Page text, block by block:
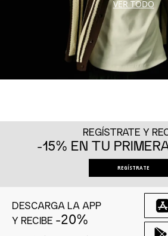
VER TODO
REGÍSTRATE Y
-15% EN TU
REGÍSTRATE
DESCARGA LA APP
Y RECIBE -20%